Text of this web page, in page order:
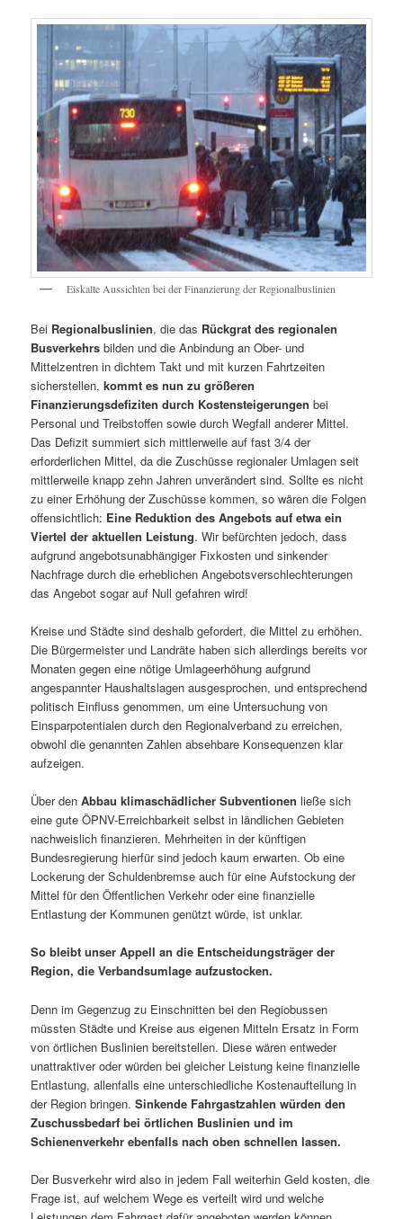
Eiskalte Aussichten bei der Finanzierung der Regionalbuslinien
Bei Regionalbuslinien, die das Rückgrat des regionalen
Busverkehrsbilden und die Anbindung an Ober- und
Mittelzentren in dichtem Takt und mit kurzen Fahrtzeiten
sicherstellen,kommt es nun zu größeren
Finanzierungsdefiziten durch Kostensteigerungen bei
Personal und Treibstoffen sowie durch Wegfall anderer Mittel.
Das Defizit summiert sich mittlerweile auf fast 3/4 der
erforderlichen Mittel, da die Zuschüsse regionaler Umlagen seit
mittlerweile knapp zehn Jahren unverändert sind. Sollte es nicht
zu einer Erhöhung der Zuschüsse kommen, so wären die Folgen
offensichtlich: Eine Reduktion des Angebots auf etwa ein
Viertel der aktuellen Leistung. Wir befürchten jedoch, dass
aufgrund angebotsunabhängiger Fixkosten und sinkender
Nachfrage durch die erheblichen Angebotsverschlechterungen
das Angebot sogar auf Null gefahren wird!
Kreise und Städte sind deshalb gefordert, die Mittel zu erhöhen.
Die Bürgermeister und Landräte haben sich allerdings bereits vor
Monaten gegen eine nötige Umlageerhöhung aufgrund
angespannter Haushaltslagen ausgesprochen, und entsprechend
politisch Einfluss genommen, um eine Untersuchung von
Einsparpotentialen durch den Regionalverband zu erreichen,
obwohl die genannten Zahlen absehbare Konsequenzen klar
aufzeigen.
Über denAbbau klimaschädlicher Subventionen ließe sich
eine gute ÖPNV-Erreichbarkeit selbst in ländlichen Gebieten
nachweislich finanzieren. Mehrheiten in der künftigen
Bundesregierung hierfür sind jedoch kaum erwarten. Ob eine
Lockerung der Schuldenbremse auch für eine Aufstockung der
Mittel für den Öffentlichen Verkehr oder eine finanzielle
Entlastung der Kommunen genützt würde, ist unklar.
So bleibt unser Appell an die Entscheidungsträger der
Region, die Verbandsumlage aufzustocken.
Denn im Gegenzug zu Einschnitten bei den Regiobussen
müssten Städte und Kreise aus eigenen Mitteln Ersatz in Form
von örtlichen Buslinien bereitstellen. Diese wären entweder
unattraktiver oder würden bei gleicher Leistung keine finanzielle
Entlastung, allenfalls eine unterschiedliche Kostenaufteilung in
der Region bringen.Sinkende Fahrgastzahlen würden den
Zuschussbedarf bei örtlichen Buslinien und im
Schienenverkehr ebenfalls nach oben schnellen lassen.
Der Busverkehr wird also in jedem Fall weiterhin Geld kosten, die
Frage ist, auf welchem Wege es verteilt wird und welche